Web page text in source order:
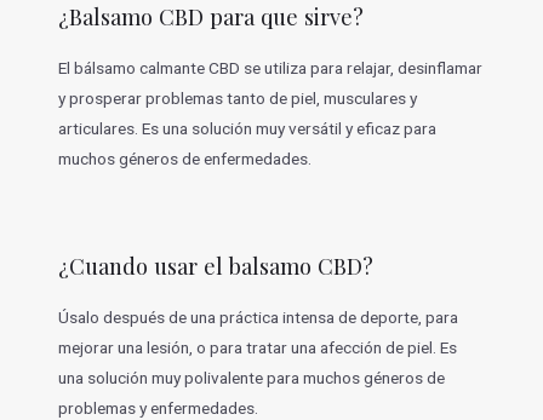
i
o
e
s
¿Balsamo CBD para que sirve?
El bálsamo calmante CBD se utiliza para relajar, desinflamar
y prosperar problemas tanto de piel, musculares y
articulares. Es una solución muy versátil y eficaz para
muchos géneros de enfermedades.
¿Cuando usar el balsamo CBD?
Úsalo después de una práctica intensa de deporte, para
mejorar una lesión, o para tratar una afección de piel. Es
una solución muy polivalente para muchos géneros de
problemas y enfermedades.